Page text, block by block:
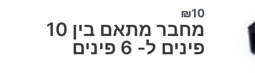
₪10
מחבר מתאם בין 10
פינים ל- 6 פינים
ל-
6
פינים